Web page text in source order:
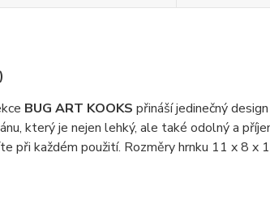
BUG ART KOOKS přináší jedinečný
který je nejen lehký, ale také odolný a
při každém použití. Rozměry hrnku 11 x 8 x